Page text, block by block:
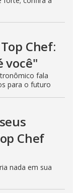
Chef:
você"
fala
para o futuro
Chef
nada em sua